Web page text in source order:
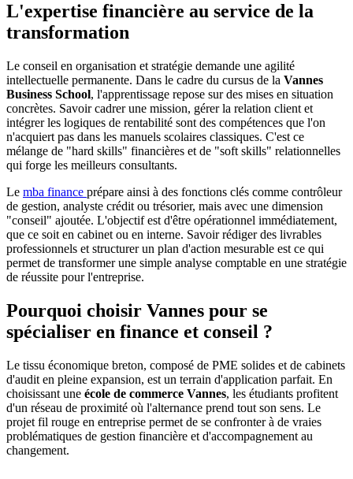
L'expertise financière au service de la
transformation
Le conseil en organisation et stratégie demande une agilité
intellectuelle permanente. Dans le cadre du cursus de la Vannes
Business School, l'apprentissage repose sur des mises en situation
concrètes. Savoir cadrer une mission, gérer la relation client et
intégrer les logiques de rentabilité sont des compétences que l'on
n'acquiert pas dans les manuels scolaires classiques. C'est ce
mélange de "hard skills" financières et de "soft skills" relationnelles
qui forge les meilleurs consultants.
Le mba finance prépare ainsi à des fonctions clés comme contrôleur
de gestion, analyste crédit ou trésorier, mais avec une dimension
"conseil" ajoutée. L'objectif est d'être opérationnel immédiatement,
que ce soit en cabinet ou en interne. Savoir rédiger des livrables
professionnels et structurer un plan d'action mesurable est ce qui
permet de transformer une simple analyse comptable en une stratégie
de réussite pour l'entreprise.
Pourquoi choisir Vannes pour se
spécialiser en finance et conseil ?
Le tissu économique breton, composé de PME solides et de cabinets
d'audit en pleine expansion, est un terrain d'application parfait. En
choisissant une école de commerce Vannes, les étudiants profitent
d'un réseau de proximité où l'alternance prend tout son sens. Le
projet fil rouge en entreprise permet de se confronter à de vraies
problématiques de gestion financière et d'accompagnement au
changement.